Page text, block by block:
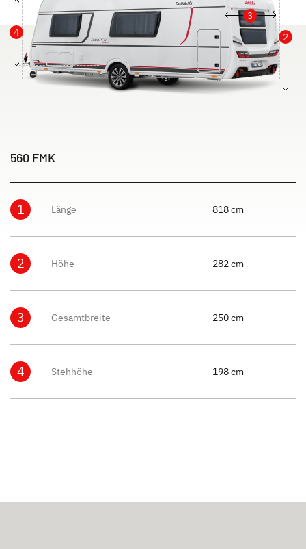
2
3
4
560 FMK
1 Länge 818 cm
2 Höhe 282 cm
3 Gesamtbreite 250 cm
4 Stehhöhe 198 cm